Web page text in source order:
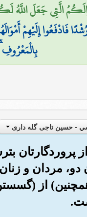
الَّتِي جَعَلَ اللَّهُ
فَادْفَعُوا إِلَيْهِمْ
بِالْمَعْرُوفِ
- حسین تاجی گله داری
پروردگارتان
دو، مردان و
از